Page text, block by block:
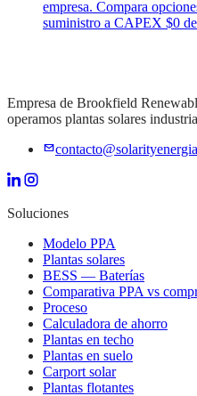
empresa. Compara
suministro a CAPEX $0
Empresa de Brookfield
operamos plantas solares
Soluciones
Modelo PPA
Plantas solares
BESS — Baterías
Comparativa PPA vs
Proceso
Calculadora de ahorro
Plantas en techo
Plantas en suelo
Carport solar
Plantas flotantes